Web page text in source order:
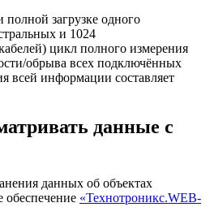
полной загрузке одного
и 1024
цикл полного измерения
обрыва всех подключённых
всей информации составляет
данные с
данных об объектах
обеспечение «Технотроникс.WEB-